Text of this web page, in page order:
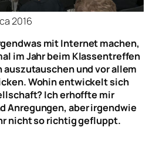
2016
mit Internet machen,
im Jahr beim Klassentreffen
auszutauschen und vor allem
Wohin entwickelt sich
Ich erhoffte mir
Anregungen, aber irgendwie
nicht so richtig gefluppt.